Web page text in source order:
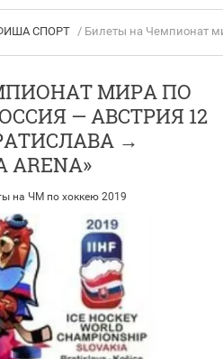
СПОРТ / Билеты на Чемпионат
МИРА ПО
— АВСТРИЯ 12
→
ARENA»
на ЧМ по хоккею 2019